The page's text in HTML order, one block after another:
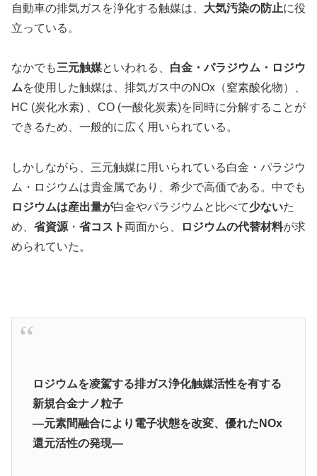
自動車の排気ガスを浄化する触媒は、 大気汚染の防止に役
立っている。
なかでも三元触媒といわれる、 白金・パラジウム・ロジウ
ムを使用した触媒は、排気ガス中のNOx（窒素酸化物）、
HC (炭化水素) 、CO (一酸化炭素)を同時に分解することが
できるため、一般的に広く用いられている。
しかしながら、三元触媒に用いられている白金・パラジウ
ム・ロジウムは貴金属であり、希少で高価である。中でも
ロジウムは産出量が白金やパラジウムと比べて少ないた
め、 省資源 ・ 省コスト 両面から、 ロジウムの代替材料が求
められていた。
ロジウムを凌駕する排ガス浄化触媒活性を有する
新規合金ナノ粒子
―元素間融合により電子状態を改変、優れたNOx
還元活性の発現―